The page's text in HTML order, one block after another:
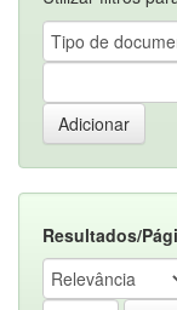
Resultados/